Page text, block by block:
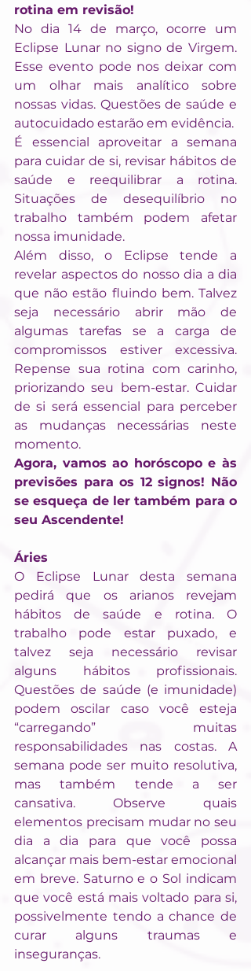
rotina em revisão!
No dia 14 de março, ocorre um
Eclipse Lunar no signo de Virgem.
Esse evento pode nos deixar com
um olhar mais analítico sobre
nossas vidas. Questões de saúde e
autocuidado estarão em evidência.
É essencial aproveitar a semana
para cuidar de si, revisar hábitos de
saúde e reequilibrar a rotina.
Situações de desequilíbrio no
trabalho também podem afetar
nossa imunidade.
Além disso, o Eclipse tende a
revelar aspectos do nosso dia a dia
que não estão fluindo bem. Talvez
seja necessário abrir mão de
algumas tarefas se a carga de
compromissos estiver excessiva.
Repense sua rotina com carinho,
priorizando seu bem-estar. Cuidar
de si será essencial para perceber
as mudanças necessárias neste
momento.
Agora, vamos ao horóscopo e às
previsões para os 12 signos! Não
se esqueça de ler também para o
seu Ascendente!
Áries
O Eclipse Lunar desta semana
pedirá que os arianos revejam
hábitos de saúde e rotina. O
trabalho pode estar puxado, e
talvez seja necessário revisar
alguns hábitos profissionais.
Questões de saúde (e imunidade)
podem oscilar caso você esteja
“carregando” muitas
responsabilidades nas costas. A
semana pode ser muito resolutiva,
mas também tende a ser
cansativa. Observe quais
elementos precisam mudar no seu
dia a dia para que você possa
alcançar mais bem-estar emocional
em breve. Saturno e o Sol indicam
que você está mais voltado para si,
possivelmente tendo a chance de
curar alguns traumas e
inseguranças.